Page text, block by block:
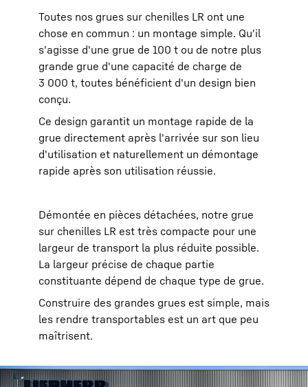
Toutes nos grues sur chenilles LR ont une
chose en commun : un montage simple. Qu'il
s'agisse d'une grue de 100 t ou de notre plus
grande grue d'une capacité de charge de
3 000 t, toutes bénéficient d'un design bien
conçu.
Ce design garantit un montage rapide de la
grue directement après l'arrivée sur son lieu
d'utilisation et naturellement un démontage
rapide après son utilisation réussie.
Démontée en pièces détachées, notre grue
sur chenilles LR est très compacte pour une
largeur de transport la plus réduite possible.
La largeur précise de chaque partie
constituante dépend de chaque type de grue.
Construire des grandes grues est simple, mais
les rendre transportables est un art que peu
maîtrisent.